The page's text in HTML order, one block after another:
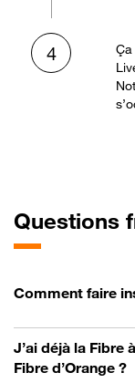
4
Ça
Questions
Comment faire
J’ai déjà la Fibre
Fibre d’Orange ?